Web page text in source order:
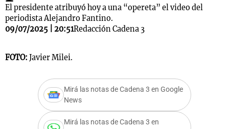
El presidente atribuyó hoy a una “opereta” el video del
periodista Alejandro Fantino.
09/07/2025 | 20:51Redacción Cadena 3
FOTO: Javier Milei.
Mirá las notas de Cadena 3 en Google
News
Mirá las notas de Cadena 3 en